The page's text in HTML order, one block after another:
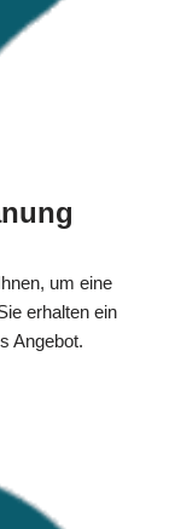
um eine
erhalten ein
Angebot.